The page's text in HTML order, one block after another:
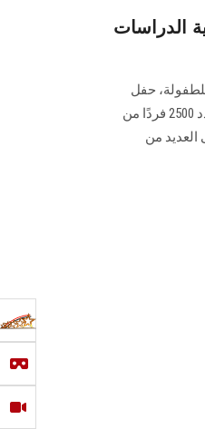
الدراسات
حفل
الإفطار الرمضاني السنوي بحرم كلية الدراسات العليا للطفولة، وذلك لعدد 2500 فردًا من
العديد من